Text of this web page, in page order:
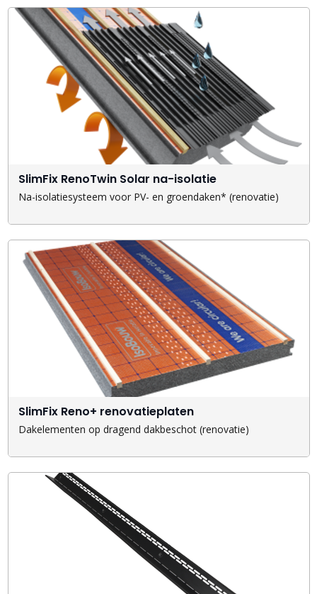
SlimFix RenoTwin Solar na-isolatie
Na-isolatiesysteem voor PV- en groendaken* (renovatie)
SlimFix Reno+ renovatieplaten
Dakelementen op dragend dakbeschot (renovatie)